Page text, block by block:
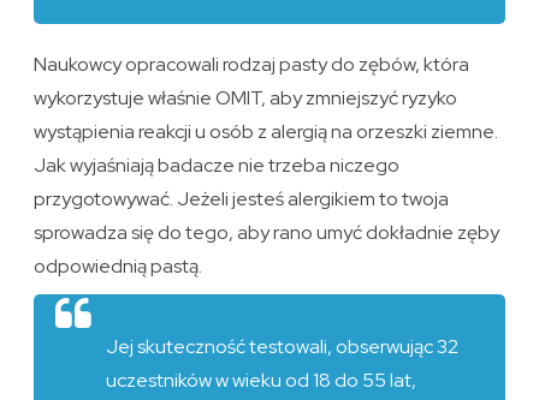
Naukowcy opracowali rodzaj pasty do zębów, która
wykorzystuje właśnie OMIT, aby zmniejszyć ryzyko
wystąpienia reakcji u osób z alergią na orzeszki ziemne.
Jak wyjaśniają badacze nie trzeba niczego
przygotowywać. Jeżeli jesteś alergikiem to twoja
sprowadza się do tego, aby rano umyć dokładnie zęby
odpowiednią pastą.
Jej skuteczność testowali, obserwując 32
uczestników w wieku od 18 do 55 lat,